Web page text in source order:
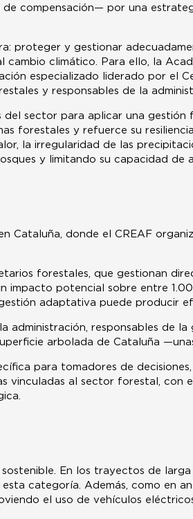
compensación— por una
proteger y gestionar
cambio climático. Para ello, la
especializado liderado por el
y responsables de la
sector para aplicar una gestión
forestales y refuerce su
la irregularidad de las
y limitando su capacidad de
Cataluña, donde el CREAF
forestales, que gestionan
impacto potencial sobre entre
adaptativa puede producir
administración, responsables de
arbolada de Cataluña
para tomadores de
vinculadas al sector forestal,
En los trayectos de
categoría. Además, como en
el uso de vehículos